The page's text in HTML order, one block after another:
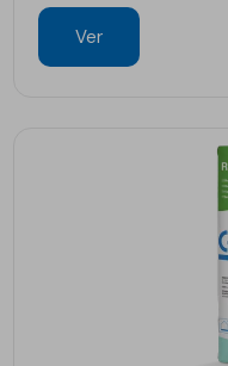
Ver